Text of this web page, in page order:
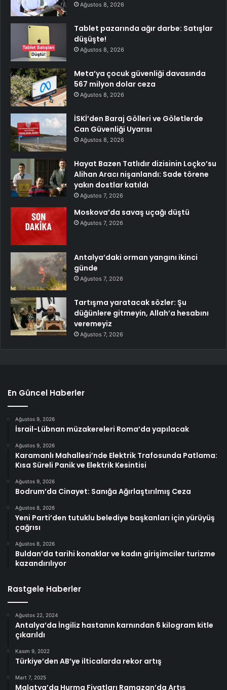
Ağustos 8, 2026
Tablet pazarında ağır darbe: Satışlar
düşüşte!
Ağustos 8, 2026
Meta’ya çocuk güvenliği davasında
567 milyon dolar ceza
Ağustos 8, 2026
İSKİ’den Baraj Gölleri ve Göletlerde
Can Güvenliği Uyarısı
Ağustos 8, 2026
Hayat Bazen Tatlıdır dizisinin Loçko’su
Alihan Aracı nişanlandı: Sade törene
yakın dostlar katıldı
Ağustos 7, 2026
Moskova’da savaş uçağı düştü
Ağustos 7, 2026
Antalya’daki orman yangını ikinci
günde
Ağustos 7, 2026
Tartışma yaratacak sözler: Şu
düğünlere gitmeyin, Allah’a hesabını
veremeyiz
Ağustos 7, 2026
En Güncel Haberler
Ağustos 9, 2026
İsrail-Lübnan müzakereleri Roma’da yapılacak
Ağustos 9, 2026
Karamanlı Mahallesi’nde Elektrik Trafosunda Patlama:
Kısa Süreli Panik ve Elektrik Kesintisi
Ağustos 9, 2026
Bodrum’da Cinayet: Sanığa Ağırlaştırılmış Ceza
Ağustos 8, 2026
Yeni Parti’den tutuklu belediye başkanları için yürüyüş
çağrısı
Ağustos 8, 2026
Buldan’da tarihi konaklar ve kadın girişimciler turizme
kazandırılıyor
Rastgele Haberler
Ağustos 22, 2024
Antalya’da İngiliz hastanın karnından 6 kilogram kitle
çıkarıldı
Kasım 9, 2022
Türkiye’den AB’ye ilticalarda rekor artış
Mart 7, 2025
Malatya’da Hurma Fiyatları Ramazan’da Artış